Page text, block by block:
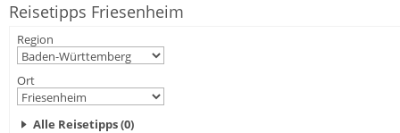
Reisetipps Friesenheim
Region
Ort
Alle Reisetipps (0)